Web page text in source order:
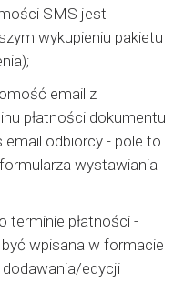
SMS jest
wykupieniu pakietu
email z
płatności dokumentu
email odbiorcy - pole to
wystawiania
terminie płatności -
wpisana w formacie
dodawania/edycji